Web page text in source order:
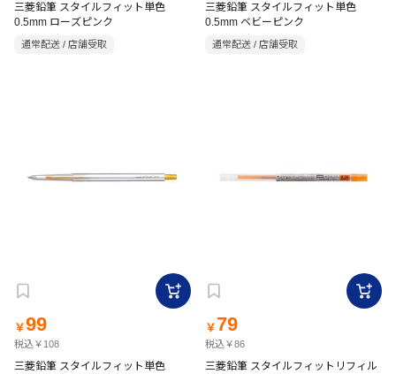
三菱鉛筆 スタイルフィット単色
0.5mm ローズピンク
通常配送 / 店舗受取
三菱鉛筆 スタイルフィット単色
0.5mm ベビーピンク
通常配送 / 店舗受取
￥99
税込￥108
三菱鉛筆 スタイルフィット単色
￥ 79
税込￥86
三菱鉛筆 スタイルフィットリフィル